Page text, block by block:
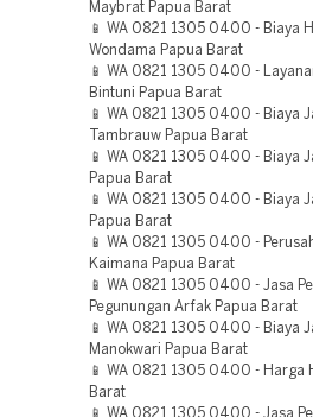
Maybrat Papua Barat
📱 WA 0821 1305 0400 - Biaya
Wondama Papua Barat
📱 WA 0821 1305 0400 -
Bintuni Papua Barat
📱 WA 0821 1305 0400 - Biaya
Tambrauw Papua Barat
📱 WA 0821 1305 0400 - Biaya
Papua Barat
📱 WA 0821 1305 0400 - Biaya
Papua Barat
📱 WA 0821 1305 0400 -
Kaimana Papua Barat
📱 WA 0821 1305 0400 - Jasa
Pegunungan Arfak Papua Barat
📱 WA 0821 1305 0400 - Biaya
Manokwari Papua Barat
📱 WA 0821 1305 0400 - Harga
Barat
📱 WA 0821 1305 0400 - Jasa